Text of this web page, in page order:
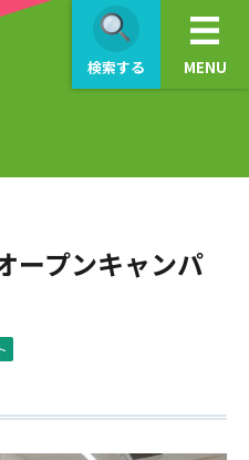
検索する MENU
ープンキャンパ